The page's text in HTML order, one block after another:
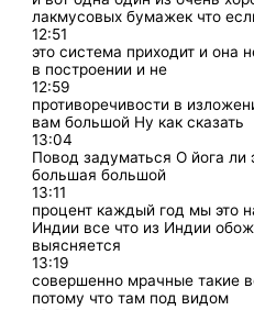
лакмусовых бумажек что
12:51
это система приходит и она
в построении и не
12:59
противоречивости в
вам большой Ну как сказать
13:04
Повод задуматься О йога ли
большая большой
13:11
процент каждый год мы это
Индии все что из Индии
выясняется
13:19
совершенно мрачные такие
потому что там под видом